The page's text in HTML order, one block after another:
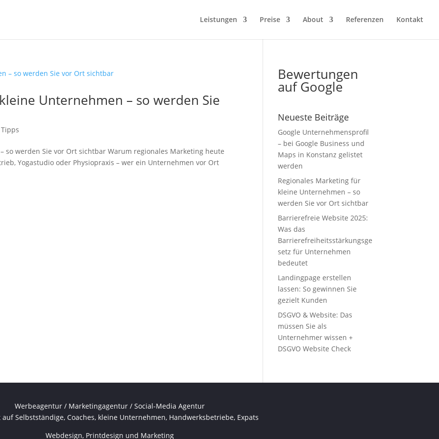
Leistungen Preise About Referenzen Kontakt
Unternehmen – so werden Sie
so werden Sie vor Ort sichtbar Warum regionales Marketing heute
Yogastudio oder Physiopraxis – wer ein Unternehmen vor Ort
Bewertungen
auf Google
Neueste Beiträge
Google Unternehmensprofil
– bei Google Business und
Maps in Konstanz gelistet
werden
Regionales Marketing für
kleine Unternehmen – so
werden Sie vor Ort sichtbar
Barrierefreie Website 2025:
Was das
Barrierefreiheitsstärkungsge
setz für Unternehmen
bedeutet
Landingpage erstellen
lassen: So gewinnen Sie
gezielt Kunden
DSGVO & Website: Das
müssen Sie als
Unternehmer wissen +
DSGVO Website Check
Werbeagentur / Marketingagentur / Social-Media Agentur
Selbstständige, Coaches, kleine Unternehmen, Handwerksbetriebe, Expats
Webdesign, Printdesign und Marketing